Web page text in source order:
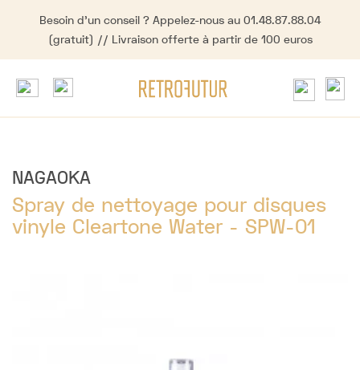
Besoin d'un conseil ? Appelez-nous au 01.48.87.88.04
(gratuit) // Livraison offerte à partir de 100 euros
NAGAOKA
Spray de nettoyage pour disques
vinyle Cleartone Water - SPW-01